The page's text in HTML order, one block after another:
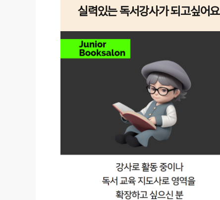
실력있는 독서강사가 되고싶어요